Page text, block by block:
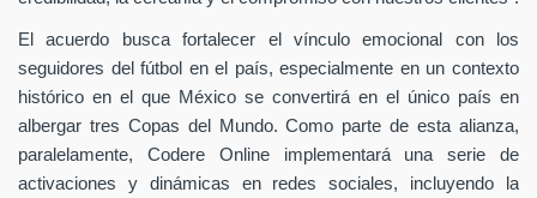
El acuerdo busca fortalecer el vínculo emocional con los
seguidores del fútbol en el país, especialmente en un contexto
histórico en el que México se convertirá en el único país en
albergar tres Copas del Mundo. Como parte de esta alianza,
paralelamente, Codere Online implementará una serie de
activaciones y dinámicas en redes sociales, incluyendo la